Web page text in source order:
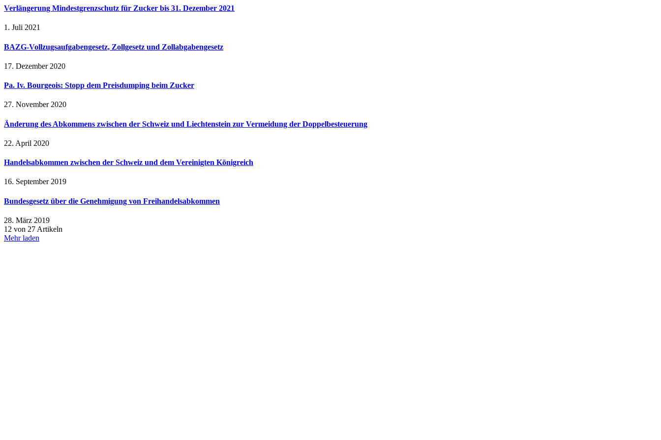
Verlängerung Mindestgrenzschutz für Zucker bis 31. Dezember 2021
1. Juli 2021
BAZG-Vollzugsaufgabengesetz, Zollgesetz und Zollabgabengesetz
17. Dezember 2020
Pa. Iv. Bourgeois: Stopp dem Preisdumping beim Zucker
27. November 2020
Änderung des Abkommens zwischen der Schweiz und Liechtenstein zur Vermeidung der Doppelbesteuerung
22. April 2020
Handelsabkommen zwischen der Schweiz und dem Vereinigten Königreich
16. September 2019
Bundesgesetz über die Genehmigung von Freihandelsabkommen
28. März 2019
12 von 27 Artikeln
Mehr laden